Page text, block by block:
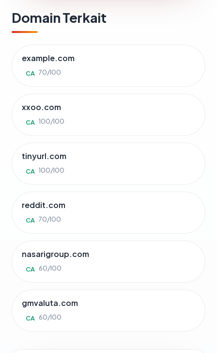
Domain Terkait
example.com
CA 70/100
xxoo.com
CA 100/100
tinyurl.com
CA 100/100
reddit.com
CA 70/100
nasarigroup.com
CA 60/100
gmvaluta.com
CA 60/100